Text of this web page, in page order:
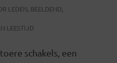
LEDEN, BEELDEND,
LEESTIJD
schakels, een